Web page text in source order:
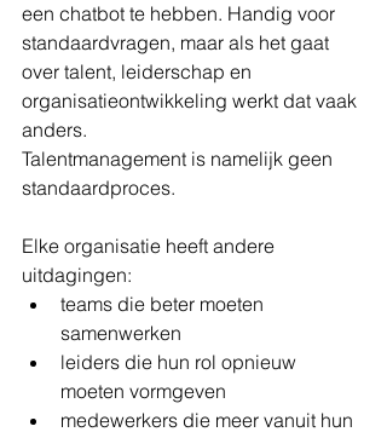
een chatbot te hebben. Handig voor
standaardvragen, maar als het gaat
over talent, leiderschap en
organisatieontwikkeling werkt dat vaak
anders.
Talentmanagement is namelijk geen
standaardproces.
Elke organisatie heeft andere
uitdagingen:
teams die beter moeten
samenwerken
leiders die hun rol opnieuw
moeten vormgeven
medewerkers die meer vanuit hun